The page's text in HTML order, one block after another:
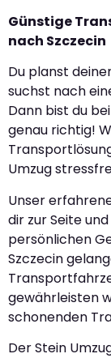
Günstige
nach Szczecin
Du planst
suchst nach
Dann bist du
genau richtig!
Umzug
Unser
dir zur Seite
persönlichen
Szczecin
gewährleisten
schonenden
Der Stein